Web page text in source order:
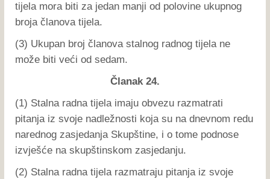
tijela mora biti za jedan manji od polovine ukupnog
broja članova tijela.
(3) Ukupan broj članova stalnog radnog tijela ne
može biti veći od sedam.
Članak 24.
(1) Stalna radna tijela imaju obvezu razmatrati
pitanja iz svoje nadležnosti koja su na dnevnom redu
narednog zasjedanja Skupštine, i o tome podnose
izvješće na skupštinskom zasjedanju.
(2) Stalna radna tijela razmatraju pitanja iz svoje